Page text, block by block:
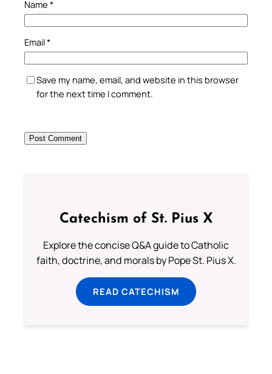
Name *
Email*
Save my name, email, and website in this browser
for the next time I comment.
Catechism of St. Pius X
Explore the concise Q&A guide to Catholic
faith, doctrine, and morals by Pope St. Pius X.
READ CATECHISM